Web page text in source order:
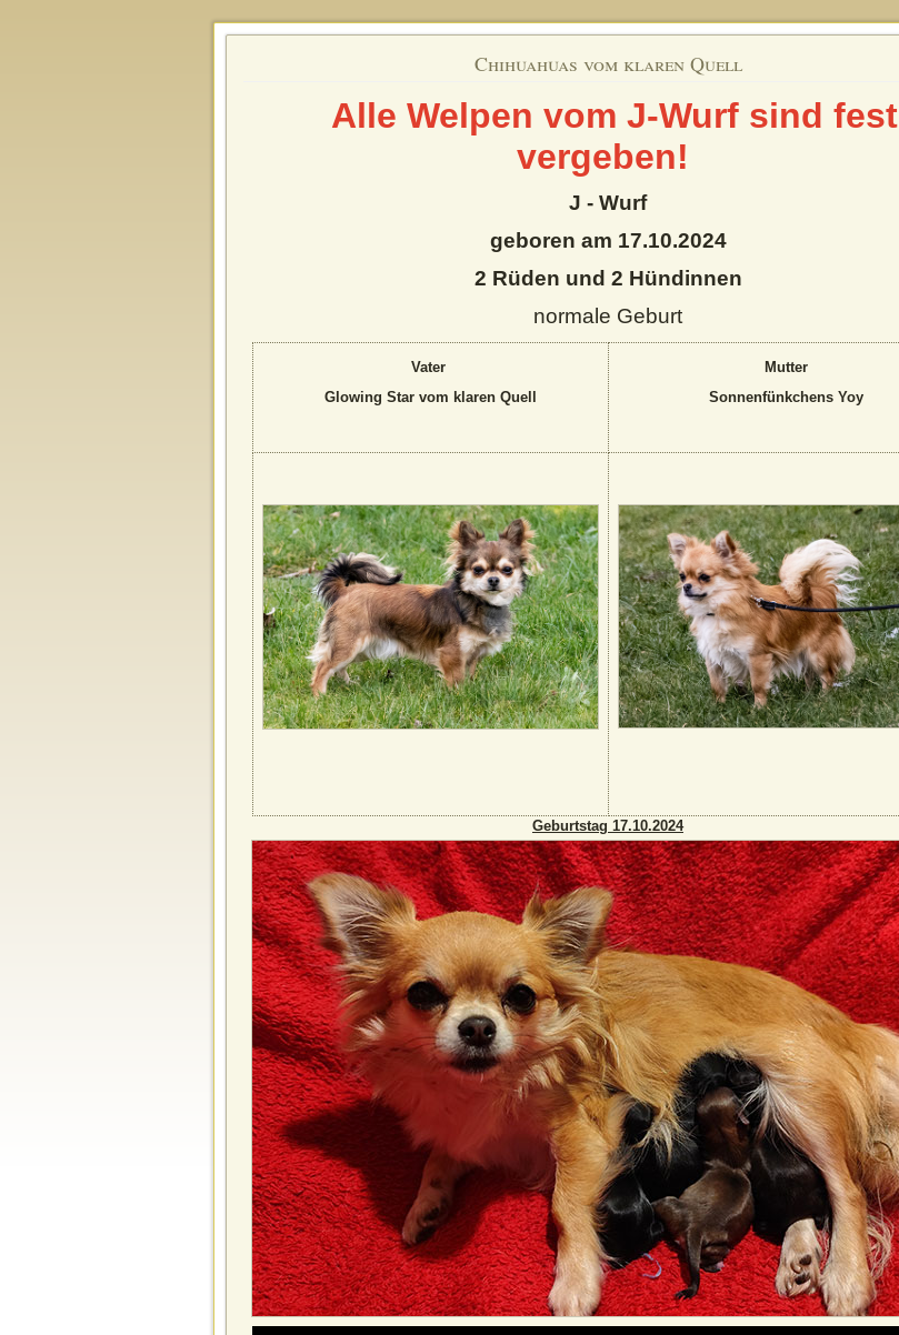
Chihuahuas vom klaren Quell
Alle Welpen vom J-Wurf sind fest
vergeben!
J - Wurf
geboren am 17.10.2024
2 Rüden und 2 Hündinnen
normale Geburt
Vater
Glowing Star vom klaren Quell
Mutter
Sonnenfünkchens Yoy
Geburtstag 17.10.2024